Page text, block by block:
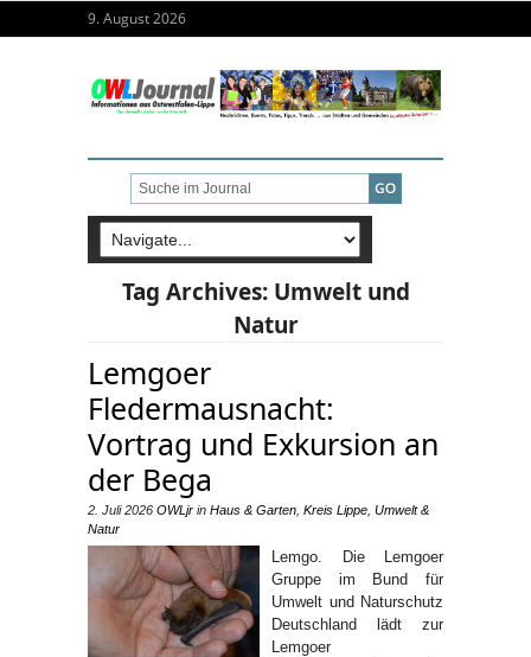
9. August 2026
Tag Archives: Umwelt und
Natur
Lemgoer
Fledermausnacht:
Vortrag und Exkursion an
der Bega
2. Juli 2026 OWLjr in Haus & Garten Kreis Lippe Umwelt &
Natur
Lemgo. Die Lemgoer
Gruppe im Bund für
Umwelt und Naturschutz
Deutschland lädt zur
Lemgoer